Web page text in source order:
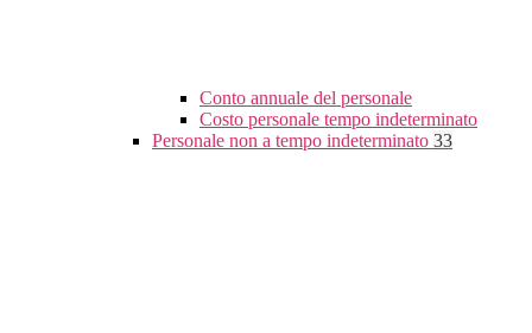
Conto annuale del personale
Costo personale tempo indeterminato
Personale non a tempo indeterminato 33